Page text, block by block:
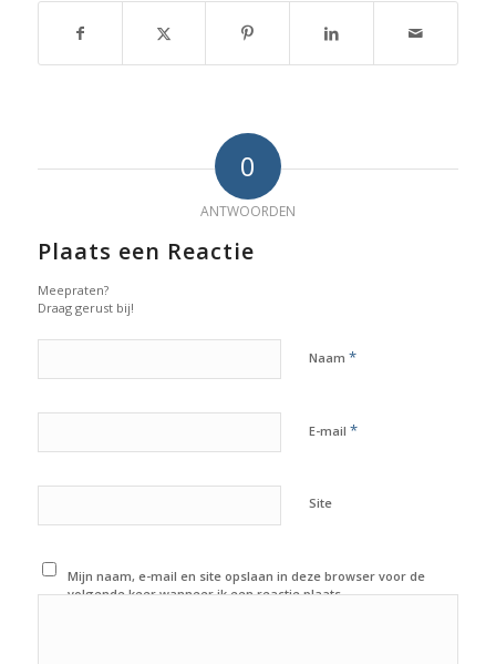
0
ANTWOORDEN
Plaats een Reactie
Meepraten?
Draag gerust bij!
Naam *
E-mail *
Site
Mijn naam, e-mail en site opslaan in deze browser voor de
volgende keer wanneer ik een reactie plaats.